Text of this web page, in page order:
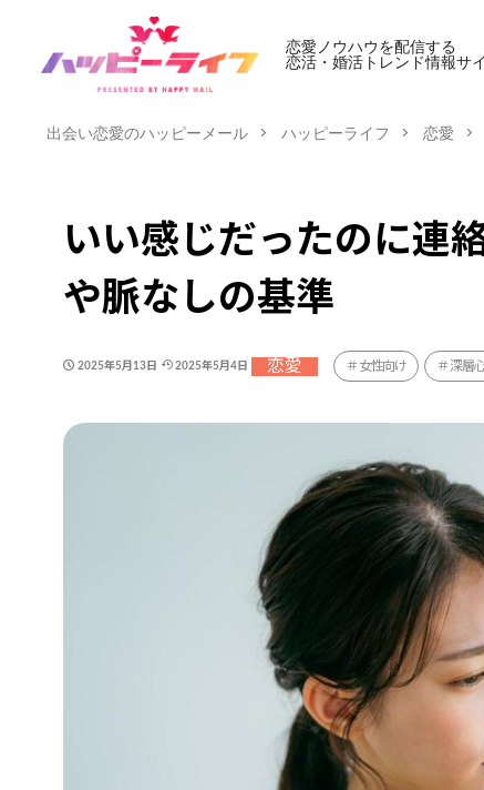
恋愛ノウハウを配信する
恋活・婚活トレンド情報サイ
出会い恋愛のハッピーメール ハッピーライフ 恋愛
いい感じだったのに連
や脈なしの基準
2025年5月13日 2025年5月4日 恋愛 女性向け 深層